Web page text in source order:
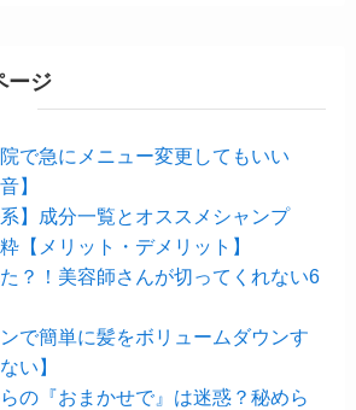
ージ
で急にメニュー変更してもいい
】
系】成分一覧とオススメシャンプ
【メリット・デメリット】
？！美容師さんが切ってくれない6
で簡単に髪をボリュームダウンす
い】
の『おまかせで』は迷惑？秘めら